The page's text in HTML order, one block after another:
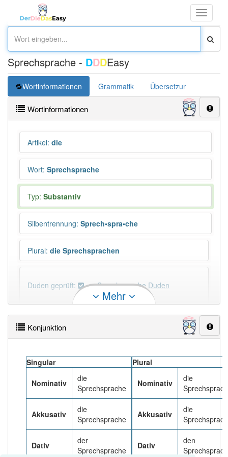
Toggle
Sprechsprache - DDDEasy
Wortinformationen Grammatik Übersetzung
Wortinformationen
Artikel: die
Wort: Sprechsprache
Typ: Substantiv
Silbentrennung: Sprech•spra•che
Plural: die Sprechsprachen
Duden geprüft: Sprechsprache Duden
PowerIndex:2
Häufigkeit: 2 von 10
Wörter mit Endung-sprechsprache
Wörter mit Endung-sprechsprache
aber mit einem
anderen Artikeldie: 0
Mehr
Konjunktion
Singular
Nominativ
die
Sprechsprache
Akkusativ
die
Sprechsprache
Dativ
der
Sprechsprache
Plural
Nominativ
die
Akkusativ
die
Dativ
den